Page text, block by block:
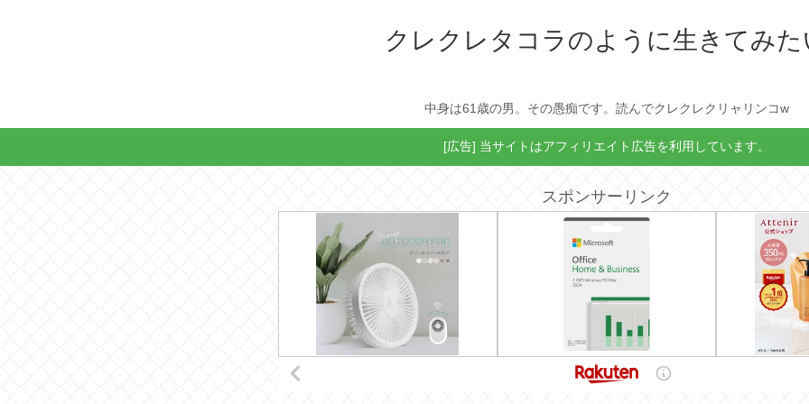
クレクレタコラのように生きてみた
中身は61歳の男。その愚痴です。読んでクレクレクリャリンコw
[広告] 当サイトはアフィリエイト広告を利用しています。
スポンサーリンク